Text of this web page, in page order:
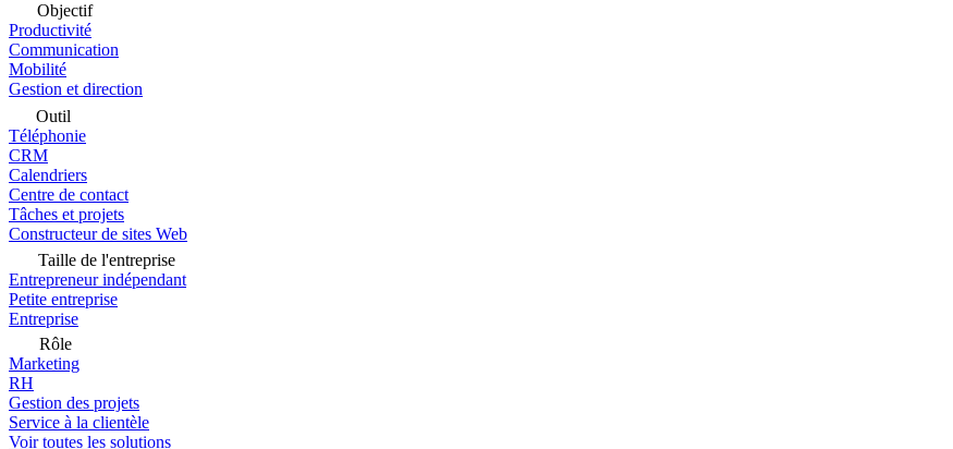
Objectif
Productivité
Communication
Mobilité
Gestion et direction
Outil
Téléphonie
CRM
Calendriers
Centre de contact
Tâches et projets
Constructeur de sites Web
Taille de l'entreprise
Entrepreneur indépendant
Petite entreprise
Entreprise
Rôle
Marketing
RH
Gestion des projets
Service à la clientèle
Voir toutes les solutions